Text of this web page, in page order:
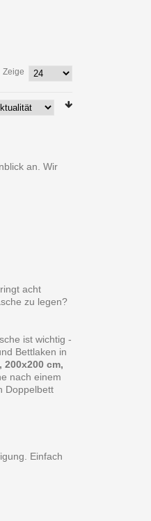
Zeige
an. Wir
acht
zu legen?
ist wichtig -
Bettlaken in
200x200 cm,
nach einem
Doppelbett
Einfach